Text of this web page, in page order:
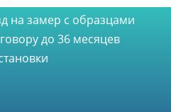
на дверь
на замер с образцами
до 36 месяцев